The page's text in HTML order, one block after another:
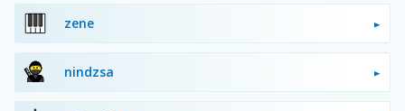
zene
nindzsa